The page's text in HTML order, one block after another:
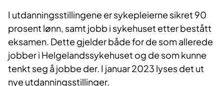
I utdanningsstillingene er sykepleierne sikret 90
prosent lønn, samt jobb i sykehuset etter bestått
eksamen. Dette gjelder både for de som allerede
jobber i Helgelandssykehuset og de som kunne
tenkt seg å jobbe der. I januar 2023 lyses det ut
nye utdanningsstillinger.